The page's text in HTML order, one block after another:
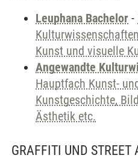
Leuphana Bachelor -
Kunst und visuelle
Angewandte
Hauptfach Kunst-
Kunstgeschichte,
Ästhetik etc.
GRAFFITI UND STREET